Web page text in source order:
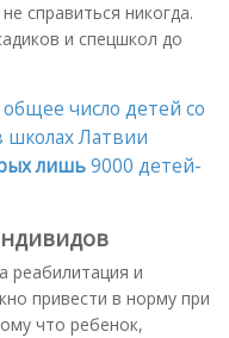
справиться никогда.
и спецшкол до
общее число детей со
Латвии
лишь9000 детей-
реабилитация и
привести в норму при
что ребенок,